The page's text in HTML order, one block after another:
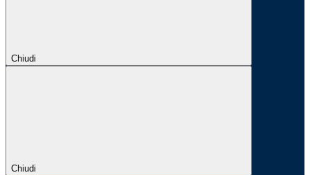
Chiudi
Chiudi